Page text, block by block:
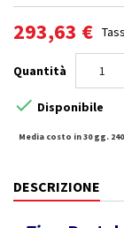
293,63 €
Quantità
 Disponibile
Media costo in 30 gg.
DESCRIZIONE